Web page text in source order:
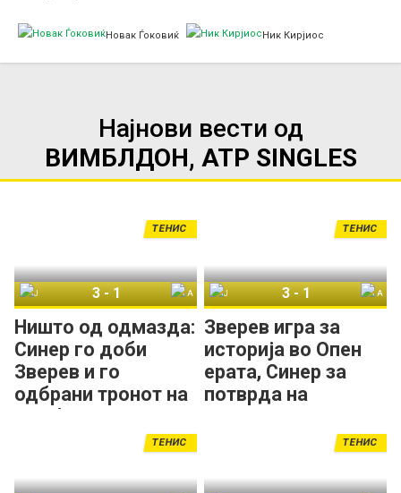
Новак Ѓоковиќ Ник Кирјиос
Најнови вести од
ВИМБЛДОН, ATP SINGLES
Ништо од одмазда:
Синер го доби
Зверев и го
одбрани тронот на
Вимблдон!
ТЕНИС
3- 1
Зверев игра за
историја во Опен
ерата, Синер за
потврда на
ТЕНИС
3 - 1
ТЕНИС ТЕНИС